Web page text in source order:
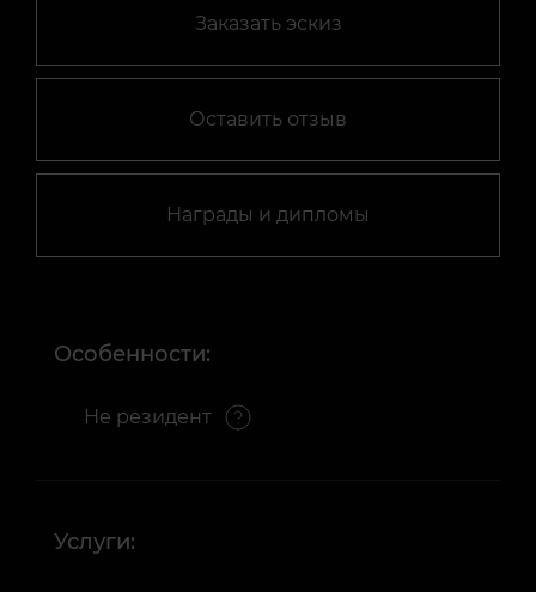
Заказать эскиз
Оставить отзыв
Награды и дипломы
Особенности:
Не резидент
Услуги: